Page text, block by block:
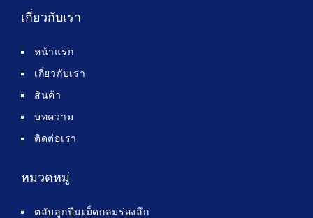
เกี่ยวกับเรา
หน้าแรก
เกี่ยวกับเรา
สินค้า
บทความ
ติดต่อเรา
หมวดหมู่
ตลับลูกปืนเม็ดกลมร่องลึก